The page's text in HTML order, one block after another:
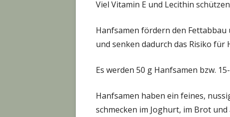
Viel Vitamin E und Lecithin
Hanfsamen fördern den
und senken dadurch das Risiko
Es werden 50 g Hanfsamen bzw.
Hanfsamen haben ein feines,
schmecken im Joghurt, im Brot